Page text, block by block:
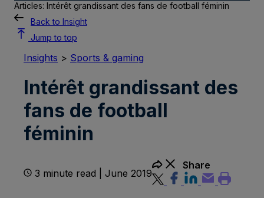
Articles: Intérêt grandissant des fans de football féminin
Back to Insight
Jump to top
Insights > Sports & gaming
Intérêt grandissant des
fans de football
féminin
3 minute read | June 2019
Share